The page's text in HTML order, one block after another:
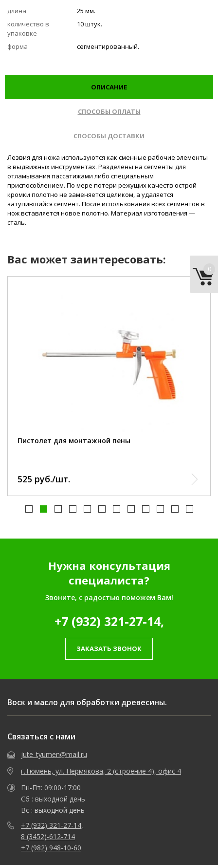
длина
25 мм.
количество в
упаковке
10 штук.
форма сегментированный.
ОПИСАНИЕ
СПОСОБЫ ОПЛАТЫ
СПОСОБЫ ДОСТАВКИ
Лезвия для ножа используются как сменные рабочие элементы
в выдвижных инструментах. Разделены на сегменты для
отламывания пассатижами либо специальным
приспособлением. По мере потери режущих качеств острой
кромки полотно не заменяется целиком, а удаляется
затупившийся сегмент. После использования всех сегментов в
нож вставляется новое полотно. Материал изготовления —
сталь.
Вас может заинтересовать:
Пистолет для монтажной пены
525 руб./шт.
Нужна консультация
специалиста?
Звоните, с радостью поможем Вам!
+7 (932) 321-27-14,
ЗАКАЗАТЬ ЗВОНОК
Воск и масло для обработки древесины.
Связаться с нами
jute_tyumen@mail.ru
г.Тюмень, ул. Пермякова, 2 (строение 4), офис 4
Пн-Пт: 09:00-17:00
Сб : выходной день
Вс : выходной день
+7 (932) 321-27-14,
8 (3452)-612-714
+7 (982) 948-10-60
0